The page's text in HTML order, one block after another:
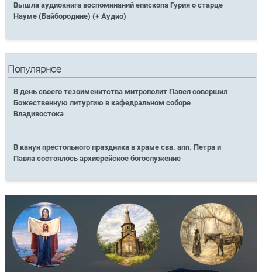
Вышла аудиокнига воспоминаний епископа Гурия о старце
Науме (Байбородине) (+ Аудио)
Популярное
В день своего тезоименитства митрополит Павел совершил
Божественную литургию в кафедральном соборе
Владивостока
В канун престольного праздника в храме свв. апп. Петра и
Павла состоялось архиерейское богослужение